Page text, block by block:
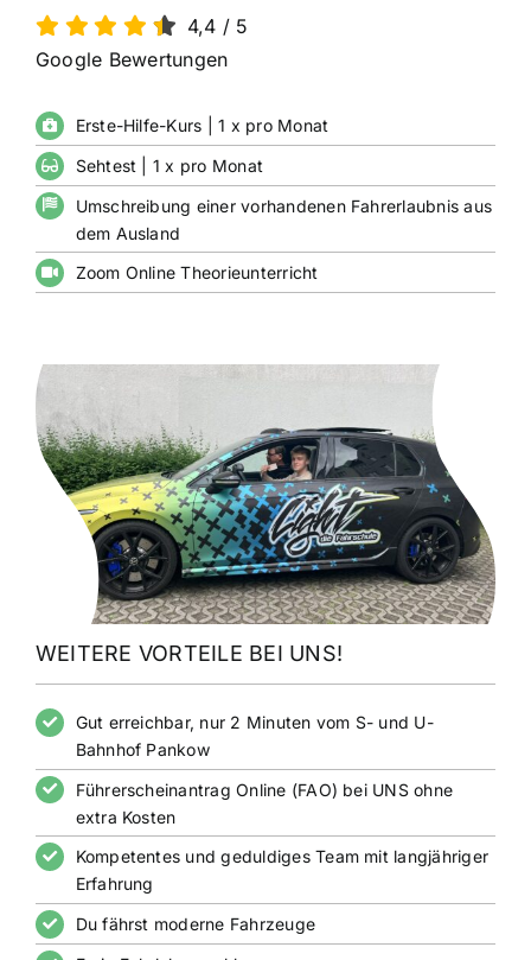
4,4 / 5
Google Bewertungen
Erste-Hilfe-Kurs | 1 x pro Monat
Sehtest | 1 x pro Monat
Umschreibung einer vorhandenen Fahrerlaubnis aus
dem Ausland
Zoom Online Theorieunterricht
WEITERE VORTEILE BEI UNS!
Gut erreichbar, nur 2 Minuten vom S- und U-
Bahnhof Pankow
Führerscheinantrag Online (FAO) bei UNS ohne
extra Kosten
Kompetentes und geduldiges Team mit langjähriger
Erfahrung
Du fährst moderne Fahrzeuge